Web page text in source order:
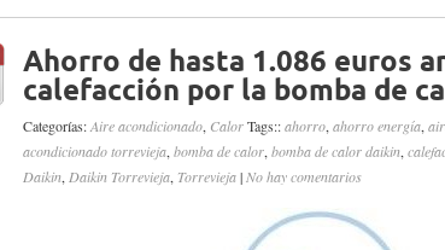
Ahorro de hasta 1.086 euros
calefacción por la bomba de
Categorías:Aire acondicionado, CalorTags::ahorro, ahorro energía,
acondicionado torrevieja, bomba de calor, bomba de calor daikin,
Daikin, Daikin Torrevieja, Torrevieja| No hay comentarios